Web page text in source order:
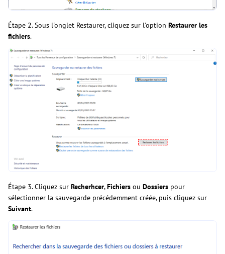
Étape 2. Sous l'onglet Restaurer, cliquez sur l'option Restaurer les
fichiers.
Étape 3. Cliquez sur Recherhcer,Fichiers ou Dossiers pour
sélectionner la sauvegarde précédemment créée, puis cliquez sur
Suivant.